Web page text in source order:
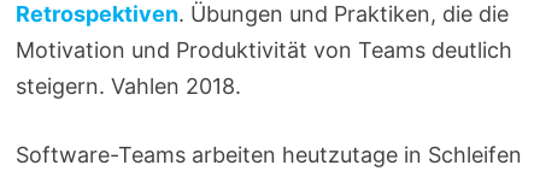
Retrospektiven. Übungen und Praktiken, die die
Motivation und Produktivität von Teams deutlich
steigern. Vahlen 2018.
Software-Teams arbeiten heutzutage in Schleifen